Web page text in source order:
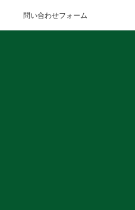
問い合わせフォーム